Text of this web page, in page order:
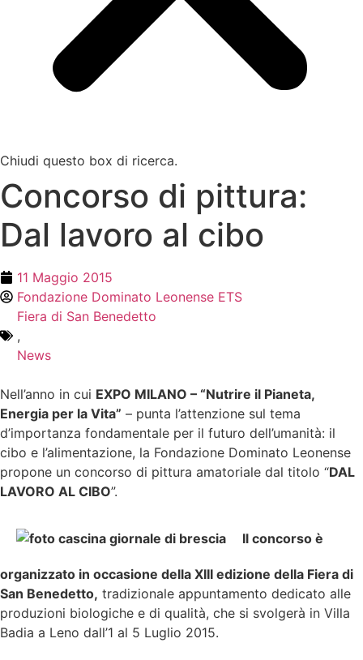
Chiudi questo box di ricerca.
Concorso di pittura:
Dal lavoro al cibo
11 Maggio 2015
Fondazione Dominato Leonense ETS
Fiera di San Benedetto
,
News
Nell’anno in cui EXPO MILANO – “Nutrire il Pianeta,
Energia per la Vita” – punta l’attenzione sul tema
d’importanza fondamentale per il futuro dell’umanità: il
cibo e l’alimentazione, la Fondazione Dominato Leonense
propone un concorso di pittura amatoriale dal titolo “DAL
LAVORO AL CIBO”.
Il concorso è
organizzato in occasione della XIII edizione della Fiera di
San Benedetto, tradizionale appuntamento dedicato alle
produzioni biologiche e di qualità, che si svolgerà in Villa
Badia a Leno dall’1 al 5 Luglio 2015.